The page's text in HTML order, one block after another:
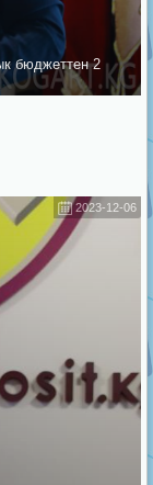
бюджеттен 2
2023-12-06